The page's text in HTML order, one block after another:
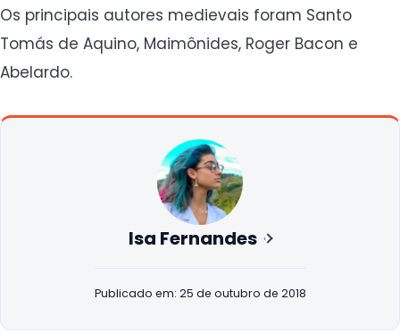
Os principais autores medievais foram Santo
Tomás de Aquino, Maimônides, Roger Bacon e
Abelardo.
Isa Fernandes
Publicado em: 25 de outubro de 2018